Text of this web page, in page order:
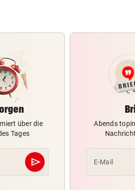
über die
Tages
send
Abschicken
Abends
E-Mail